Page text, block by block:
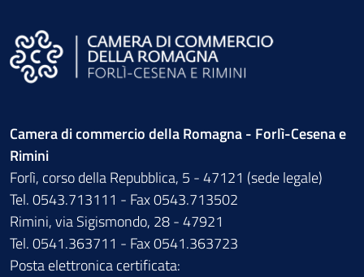
Camera di commercio della Romagna - Forlì-Cesena e
Rimini
Forlì, corso della Repubblica, 5 - 47121 (sede legale)
Tel. 0543.713111 - Fax 0543.713502
Rimini, via Sigismondo, 28 - 47921
Tel. 0541.363711 - Fax 0541.363723
Posta elettronica certificata: